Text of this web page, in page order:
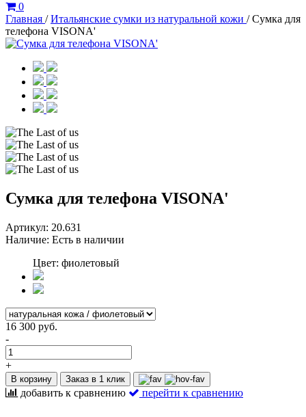
0
Главная / Итальянские сумки из натуральной кожи / Сумка для
телефона VISONA'
Сумка для телефона VISONA'
Артикул: 20.631
Наличие: Есть в наличии
Цвет: фиолетовый
16 300 руб.
-
+
В корзину Заказ в 1 клик
добавить к сравнению перейти к сравнению